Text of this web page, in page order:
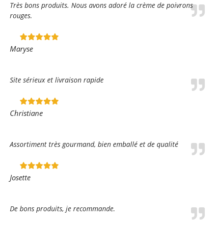
Très bons produits. Nous avons adoré la crème de poivrons
rouges.
Maryse
Site sérieux et livraison rapide
Christiane
Assortiment très gourmand, bien emballé et de qualité
Josette
De bons produits, je recommande.